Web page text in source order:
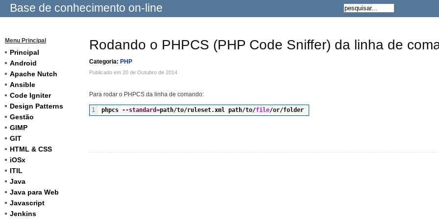
Base de conhecimento on-line
Menu Principal
Principal
Android
Apache Nutch
Ansible
Code Igniter
Design Patterns
Gestão
GIMP
GIT
HTML & CSS
iOSx
ITIL
Java
Java para Web
Javascript
Jenkins
Rodando o PHPCS (PHP Code Sniffer) da linha de
Categoria: PHP
Publicado em 20 de Outubro de 2014
Para rodar o PHPCS da linha de comando:
phpcs --standard=path/to/ruleset.xml path/to/file/or/folder